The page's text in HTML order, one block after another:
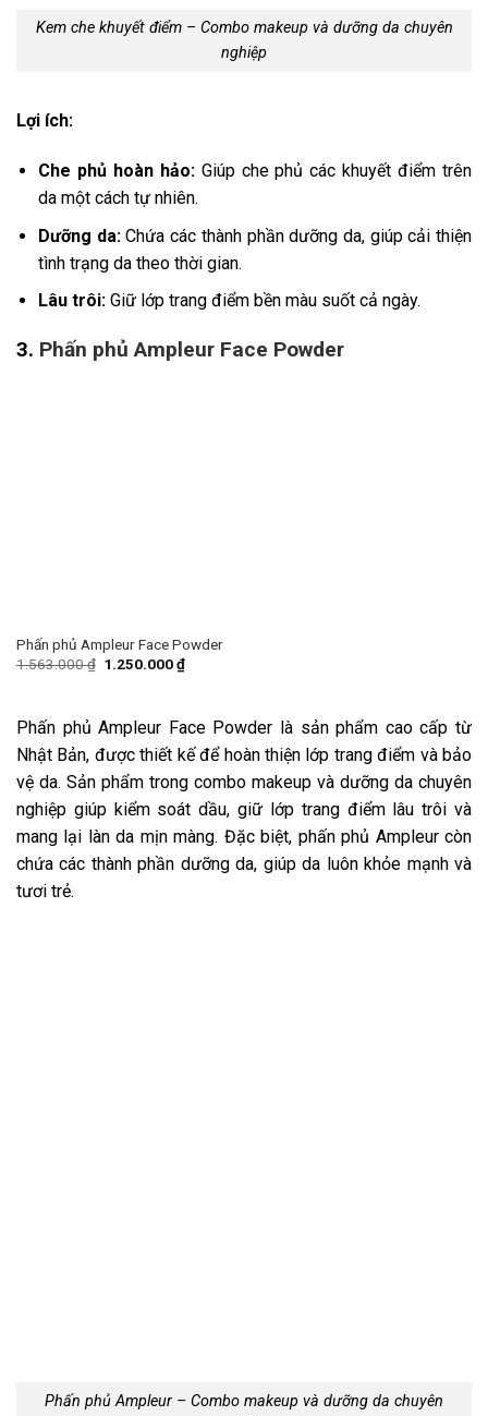
Kem che khuyết điểm – Combo makeup và dưỡng da chuyên
nghiệp
Lợi ích:
Che phủ hoàn hảo:Giúp che phủ các khuyết điểm trên
da một cách tự nhiên.
Dưỡng da:Chứa các thành phần dưỡng da, giúp cải thiện
tình trạng da theo thời gian.
Lâu trôi: Giữ lớp trang điểm bền màu suốt cả ngày.
3. Phấn phủ Ampleur Face Powder
Phấn phủ Ampleur Face Powder
1.563.000₫ 1.250.000₫
Phấn phủ Ampleur Face Powder là sản phẩm cao cấp từ
Nhật Bản, được thiết kế để hoàn thiện lớp trang điểm và bảo
vệ da. Sản phẩm trong combo makeup và dưỡng da chuyên
nghiệp giúp kiểm soát dầu, giữ lớp trang điểm lâu trôi và
mang lại làn da mịn màng. Đặc biệt, phấn phủ Ampleur còn
chứa các thành phần dưỡng da, giúp da luôn khỏe mạnh và
tươi trẻ.
Phấn phủ Ampleur – Combo makeup và dưỡng da chuyên